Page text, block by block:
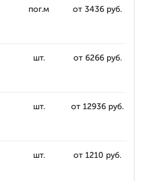
пог.м от 3436 руб.
шт. от 6266 руб.
шт. от 12936 руб.
шт. от 1210 руб.